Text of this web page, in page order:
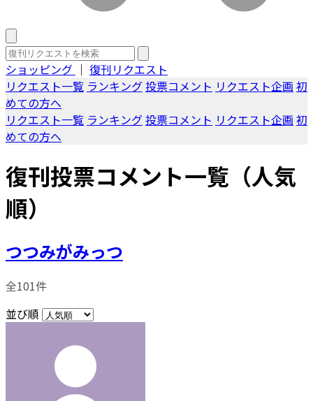
ショッピング ｜ 復刊リクエスト
リクエスト一覧 ランキング投票コメント リクエスト企画 初
めての方へ
リクエスト一覧 ランキング投票コメント リクエスト企画 初
めての方へ
復刊投票コメント一覧（人気
順）
つつみがみっつ
全101件
並び順